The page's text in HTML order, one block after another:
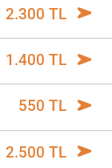
2.300 TL
1.400 TL
550 TL
2.500 TL